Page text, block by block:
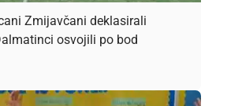
Zmijavčani deklasirali
osvojili po bod